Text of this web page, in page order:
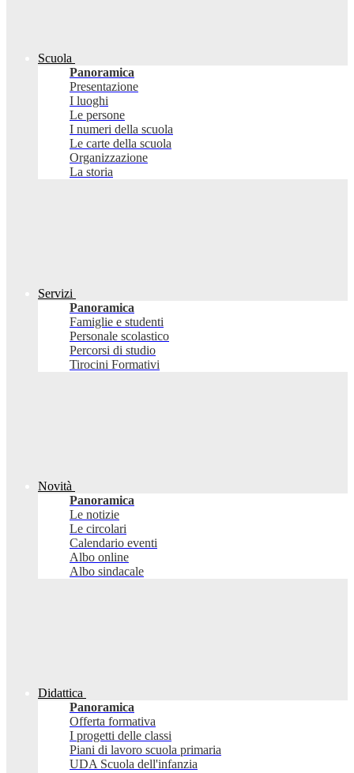
Scuola
Panoramica
Presentazione
I luoghi
Le persone
I numeri della scuola
Le carte della scuola
Organizzazione
La storia
Servizi
Panoramica
Famiglie e studenti
Personale scolastico
Percorsi di studio
Tirocini Formativi
Novità
Panoramica
Le notizie
Le circolari
Calendario eventi
Albo online
Albo sindacale
Didattica
Panoramica
Offerta formativa
I progetti delle classi
Piani di lavoro scuola primaria
UDA Scuola dell'infanzia